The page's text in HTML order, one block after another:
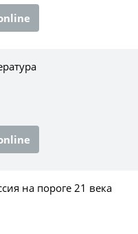
на пороге 21 века